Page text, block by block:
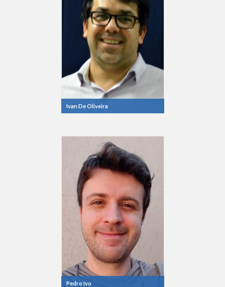
Ivan De Oliveira
Pedro Ivo